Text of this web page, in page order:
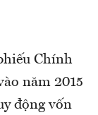
Chính
năm 2015
động vốn